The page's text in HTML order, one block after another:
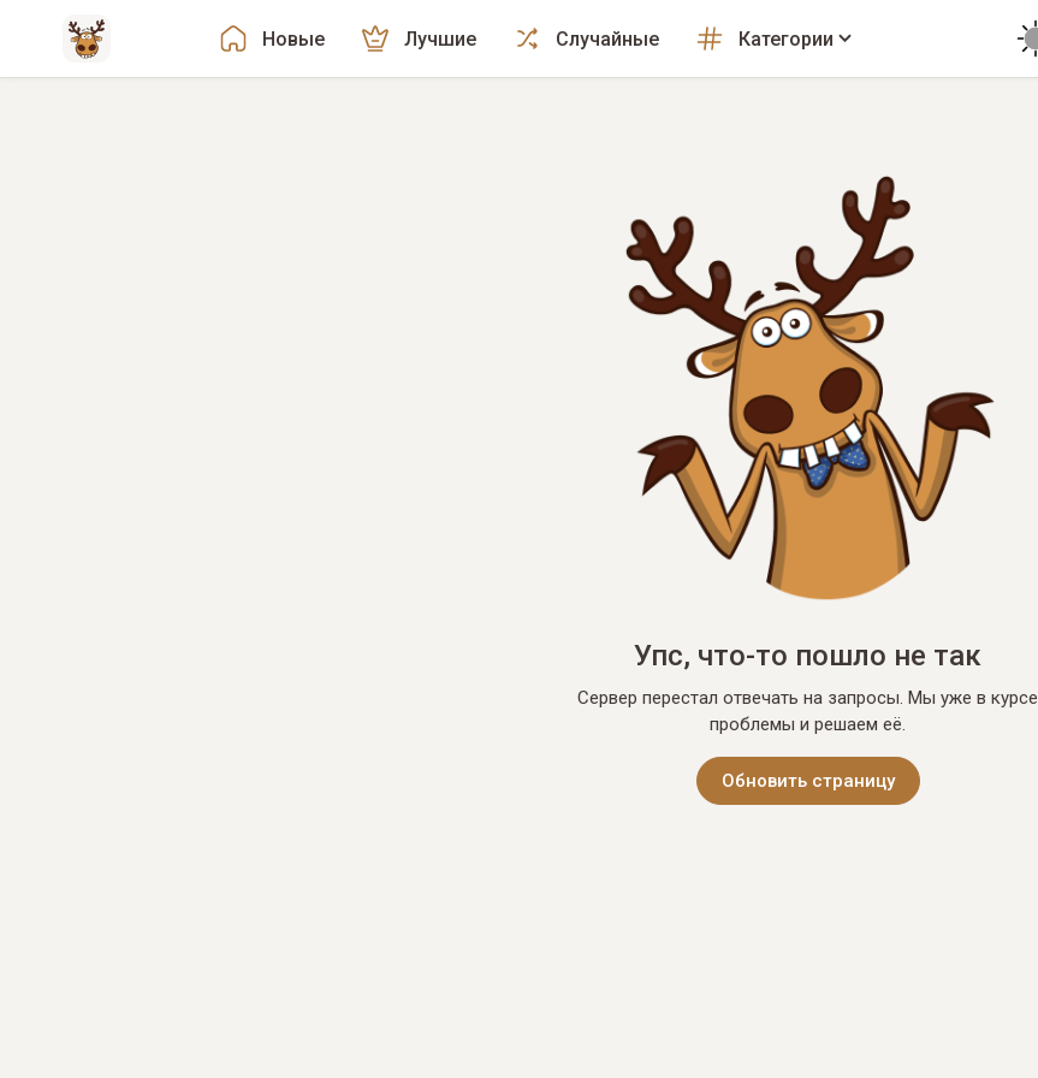
Новые Лучшие Случайные Категории
Упс, что-то пошло не так
Сервер перестал отвечать на запросы. Мы уже в курсе
проблемы и решаем её.
Обновить страницу